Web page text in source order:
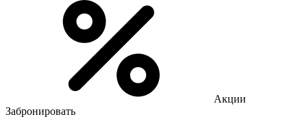
Акции
Забронировать